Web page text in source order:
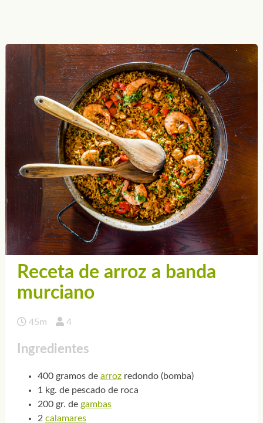
Receta de arroz a banda
murciano
45m 4
Ingredientes
400 gramos de arrozredondo (bomba)
1 kg. de pescado de roca
200 gr. de gambas
2 calamares